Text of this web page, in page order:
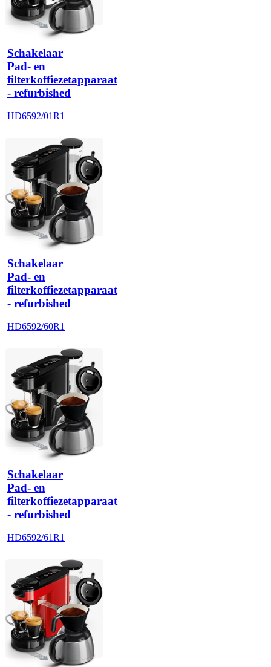
Schakelaar
Pad- en
filterkoffiezetapparaat
- refurbished
HD6592/01R1
Schakelaar
Pad- en
filterkoffiezetapparaat
- refurbished
HD6592/60R1
Schakelaar
Pad- en
filterkoffiezetapparaat
- refurbished
HD6592/61R1